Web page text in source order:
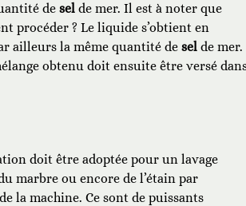
de sel de mer. Il est à noter que
procéder ? Le liquide s’obtient en
ailleurs la même quantité de sel de mer.
obtenu doit ensuite être versé
doit être adoptée pour un lavage
marbre ou encore de l’étain par
la machine. Ce sont de puissants